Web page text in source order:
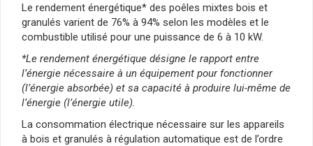
Le rendement énergétique* des poêles mixtes bois et
granulés varient de 76% à 94% selon les modèles et le
combustible utilisé pour une puissance de 6 à 10 kW.
*Le rendement énergétique désigne le rapport entre
l’énergie nécessaire à un équipement pour fonctionner
(l’énergie absorbée) et sa capacité à produire lui-même de
l’énergie (l’énergie utile).
La consommation électrique nécessaire sur les appareils
à bois et granulés à régulation automatique est de l’ordre